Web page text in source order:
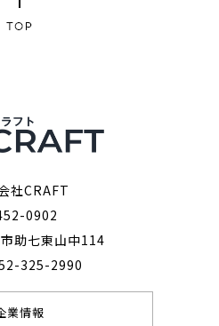
社CRAFT
0902
助七東山中114
325-2990
業情報